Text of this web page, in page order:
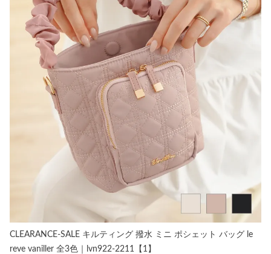
CLEARANCE-SALE キルティング 撥水 ミニ ポシェット バッグ le
reve vaniller 全3色｜lvn922-2211【1】